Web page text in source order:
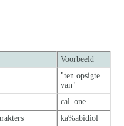
Voorbeeld
"ten opsigte
van"
cal_one
ka%abidiol